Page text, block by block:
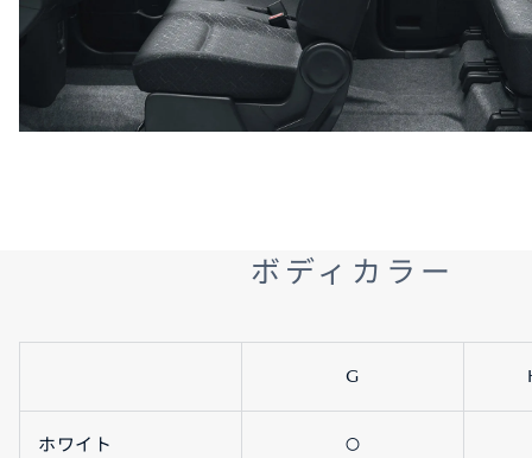
ボディカラー
G
ホワイト 〇